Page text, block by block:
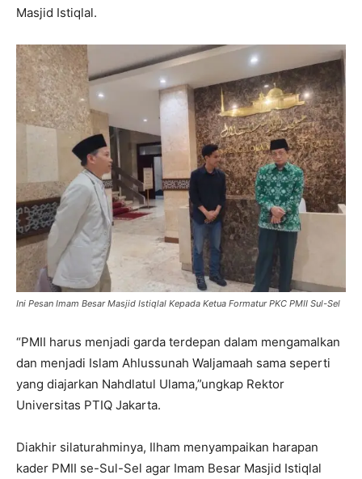
Masjid Istiqlal.
Ini Pesan Imam Besar Masjid Istiqlal Kepada Ketua Formatur PKC PMII Sul-Sel
“PMII harus menjadi garda terdepan dalam mengamalkan
dan menjadi Islam Ahlussunah Waljamaah sama seperti
yang diajarkan Nahdlatul Ulama,”ungkap Rektor
Universitas PTIQ Jakarta.
Diakhir silaturahminya, Ilham menyampaikan harapan
kader PMII se-Sul-Sel agar Imam Besar Masjid Istiqlal